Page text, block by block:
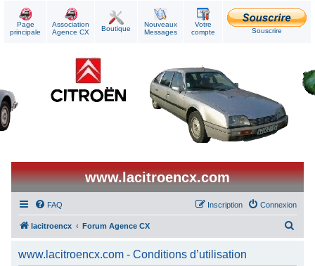
Page
principale
Association
Agence CX
Boutique
Nouveaux
Messages
Votre
compte
Souscrire
www.lacitroencx.com
FAQ Connexion
Inscription
lacitroencx Forum Agence CX
www.lacitroencx.com - Conditions d’utilisation